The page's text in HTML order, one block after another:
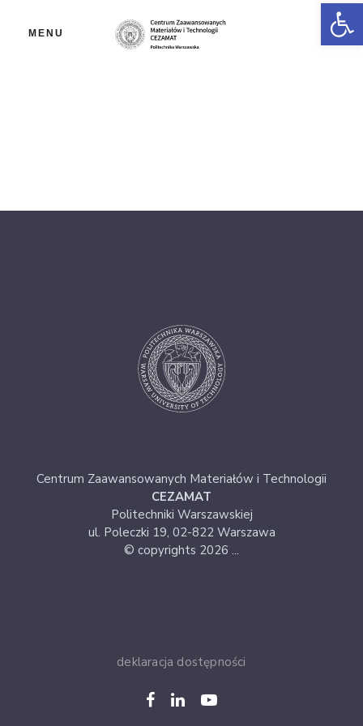
MENU
Centrum Zaawansowanych Materiałów i Technologii
CEZAMAT
Politechniki Warszawskiej
ul. Poleczki 19, 02-822 Warszawa
© copyrights 2026 ...
deklaracja dostępności